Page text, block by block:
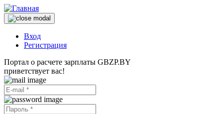
Вход
Регистрация
Портал о расчете зарплаты GBZP.BY
приветствует вас!